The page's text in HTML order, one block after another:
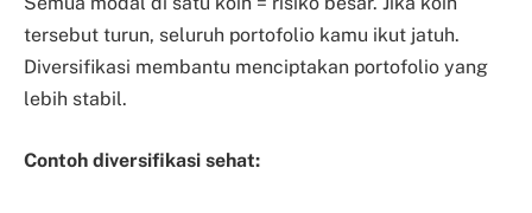
tersebut turun, seluruh portofolio kamu ikut jatuh.
Diversifikasi membantu menciptakan portofolio yang
lebih stabil.
Contoh diversifikasi sehat: